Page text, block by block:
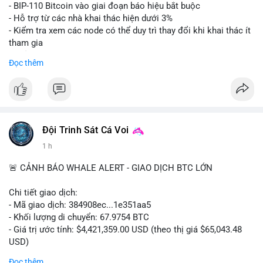
Lời khuyên: Nhà đầu tư nhỏ lẻ nên thận trọng quan sát biến
động thanh khoản trong 24-48 giờ tới. Tránh hành động theo
cảm xúc, hãy chờ xác nhận điểm đến của số BTC này trước khi
điều chỉnh vị thế.
#556btc #36trusd
- BIP-110 Bitcoin vào giai đoạn báo hiệu bắt buộc
- Hỗ trợ từ các nhà khai thác hiện dưới 3%
- Kiểm tra xem các node có thể duy trì thay đổi khi khai thác ít
tham gia
📰 Nguồn: Cointelegraph
Đọc thêm
Đội Trinh Sát Cá Voi
1 h
🚨 CẢNH BÁO WHALE ALERT - GIAO DỊCH BTC LỚN
Chi tiết giao dịch:
- Mã giao dịch: 384908ec...1e351aa5
- Khối lượng di chuyển: 67.9754 BTC
- Giá trị ước tính: $4,421,359.00 USD (theo thị giá $65,043.48
USD)